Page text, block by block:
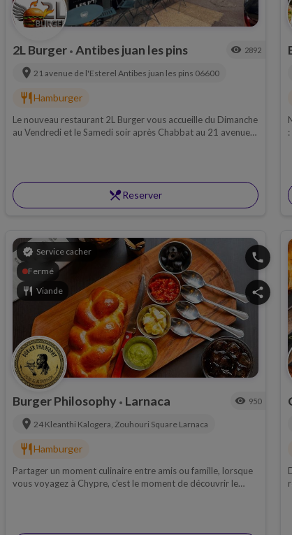
2L Burger • Antibes juan les pins visibility 2892
location_on21 avenue de l'Esterel Antibes juan les pins 06600
restaurantHamburger
Le nouveau restaurant 2L Burger vous accueille du Dimanche
au Vendredi et le Samedi soir après Chabbat au 21 avenue
restaurant_menuReserver
verified Service cacher
Fermé
restaurant Viande
phone
share
Burger Philosophy • Larnaca visibility 950
location_on24 Kleanthi Kalogera, Zouhouri Square Larnaca
restaurantHamburger
Partager un moment culinaire entre amis ou famille, lorsque
vous voyagez à Chypre, c'est le moment de découvrir le